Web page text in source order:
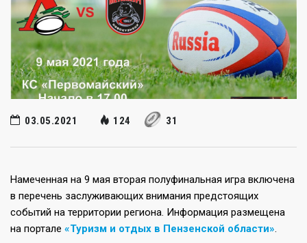
03.05.2021 124 31
Намеченная на 9 мая вторая полуфинальная игра включена
в перечень заслуживающих внимания предстоящих
событий на территории региона. Информация размещена
на портале «Туризм и отдых в Пензенской области».